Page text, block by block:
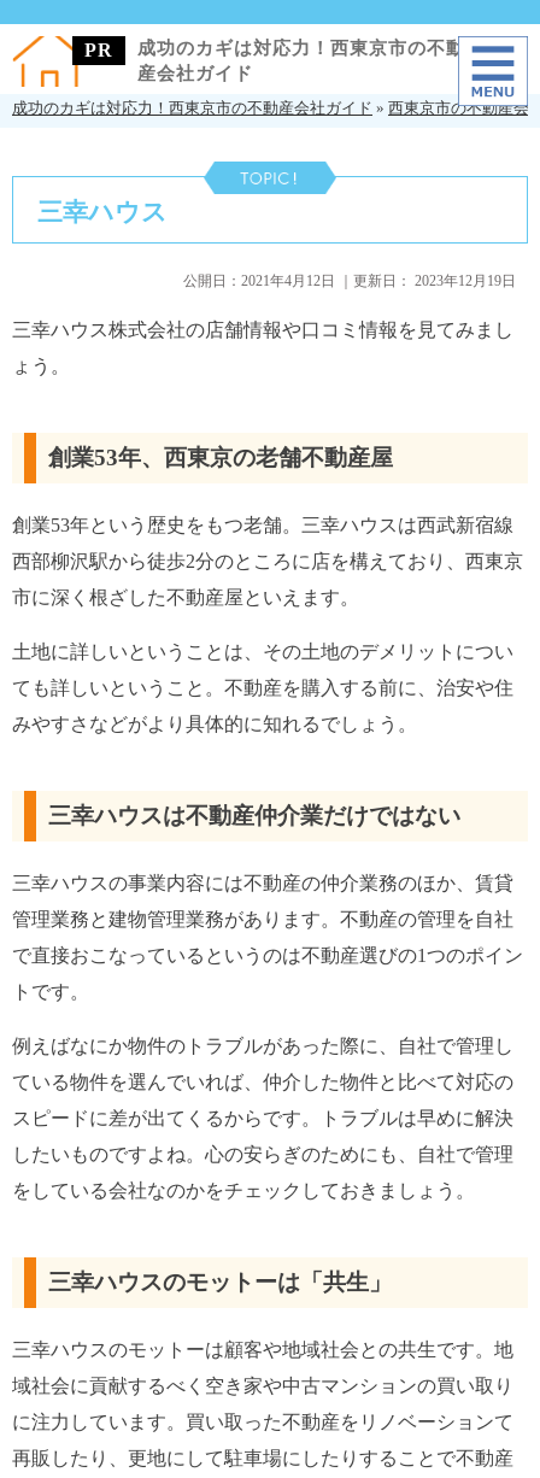
成功のカギは対応力！西東京市の不動
産会社ガイド
成功のカギは対応力！西東京市の不動産会社ガイド » 西東京市の不動産会
三幸ハウス
公開日： 2021年4月12日 ｜更新日： 2023年12月19日
三幸ハウス株式会社の店舗情報や口コミ情報を見てみまし
ょう。
創業53年、西東京の老舗不動産屋
創業53年という歴史をもつ老舗。三幸ハウスは西武新宿線
西部柳沢駅から徒歩2分のところに店を構えており、西東京
市に深く根ざした不動産屋といえます。
土地に詳しいということは、その土地のデメリットについ
ても詳しいということ。不動産を購入する前に、治安や住
みやすさなどがより具体的に知れるでしょう。
三幸ハウスは不動産仲介業だけではない
三幸ハウスの事業内容には不動産の仲介業務のほか、賃貸
管理業務と建物管理業務があります。不動産の管理を自社
で直接おこなっているというのは不動産選びの1つのポイン
トです。
例えばなにか物件のトラブルがあった際に、自社で管理し
ている物件を選んでいれば、仲介した物件と比べて対応の
スピードに差が出てくるからです。トラブルは早めに解決
したいものですよね。心の安らぎのためにも、自社で管理
をしている会社なのかをチェックしておきましょう。
三幸ハウスのモットーは「共生」
三幸ハウスのモットーは顧客や地域社会との共生です。地
域社会に貢献するべく空き家や中古マンションの買い取り
に注力しています。買い取った不動産をリノベーションて
再販したり、更地にして駐車場にしたりすることで不動産